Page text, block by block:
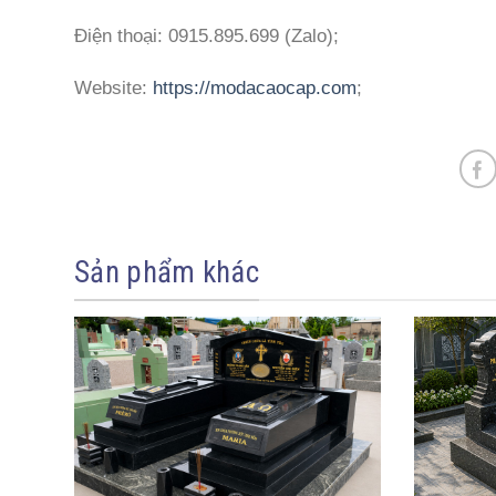
Điện thoại: 0915.895.699 (Zalo);
Website: https://modacaocap.com;
Sản phẩm khác